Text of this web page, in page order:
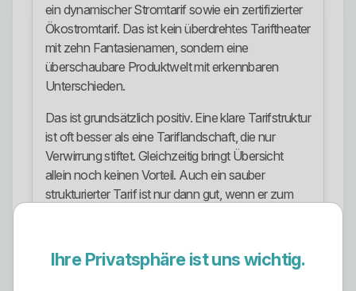
ein dynamischer Stromtarif sowie ein zertifizierter
Ökostromtarif. Das ist kein überdrehtes Tariftheater
mit zehn Fantasienamen, sondern eine
überschaubare Produktwelt mit erkennbaren
Unterschieden.
Das ist grundsätzlich positiv. Eine klare Tarifstruktur
ist oft besser als eine Tariflandschaft, die nur
Verwirrung stiftet. Gleichzeitig bringt Übersicht
allein noch keinen Vorteil. Auch ein sauber
strukturierter Tarif ist nur dann gut, wenn er zum
Ökostrom-Ausrichtung
Ihre Privatsphäre ist uns wichtig.